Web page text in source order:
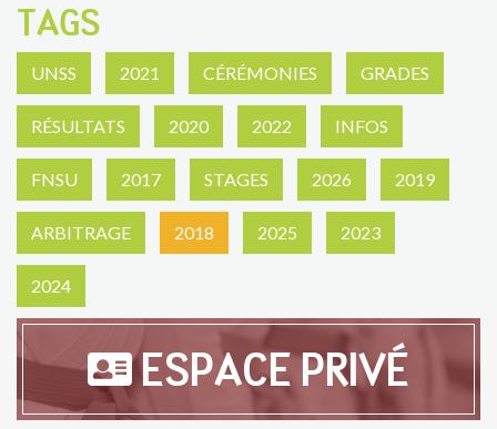
TAGS
UNSS 2021 CÉRÉMONIES GRADES
RÉSULTATS 2020 2022 INFOS
FNSU 2017 STAGES 2026 2019
ARBITRAGE 2018 2025 2023
2024
ESPACE PRIVÉ